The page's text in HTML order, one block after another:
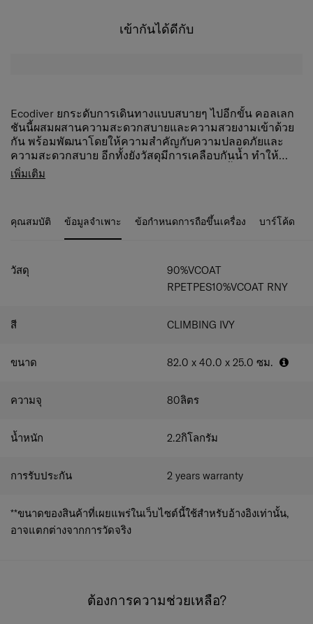
เข้ากันได้ดีกับ
Ecodiver ยกระดับการเดินทางแบบสบายๆ ไปอีกขั้น คอลเลก
ชันนี้ผสมผสานความสะดวกสบายและความสวยงามเข้าด้วย
กัน พร้อมพัฒนาโดยให้ความสำคัญกับความปลอดภัยและ
ความสะดวกสบาย อีกทั้งยังวัสดุมีการเคลือบกันน้ำ ทำให้
เหมาะสำหรับการผจญภัยกลางแจ้งหรือการสำรวจในเมืองไม่
ว่าจะฝนตกหรือแดดออก นอกจากนี้ Ecodiver ยังผลิตจากวัสดุ
ผลิตจากโพลีเอสเตอร์รีไซเคิลเคลือบกันน้ำ
(Recyclex™) ทั้งภายนอกและภายใน
ระบบปิดด้านบนแบบโรลท็อป พร้อมซิปกันน้ำและตัว
ล็อกด้านข้าง
55 ซม.), และ 80 ลิตร (สูง 82 ซม.)
พับเก็บได้ด้วยกลไกพับด้านล่างและสายรัดภายใน
ช่องตาข่ายยืดหยุ่นด้านในทั้งสองฝั่ง
ห่วงสำหรับติดตั้งอุปกรณ์เสริมด้านข้าง
ใช้เป็นสัมภาระขึ้นเครื่องได้ในขนาดเล็กสุด
เพิ่มเติม
คุณสมบัติ ข้อมูลจำเพาะ ข้อกำหนดการถือขึ้นเครื่อง บาร์โค้ด
วัสดุ
90%VCOAT
RPETPES10%VCOAT RNY
สี CLIMBING IVY
ขนาด 82.0 x 40.0 x 25.0 ซม.
ความจุ 80ลิตร
น้ำหนัก 2.2กิโลกรัม
การรับประกัน 2 years warranty
**ขนาดของสินค้าที่เผยแพร่ในเว็บไซต์นี้ใช้สำหรับอ้างอิงเท่านั้น,
อาจแตกต่างจากการวัดจริง
ต้องการความช่วยเหลือ?